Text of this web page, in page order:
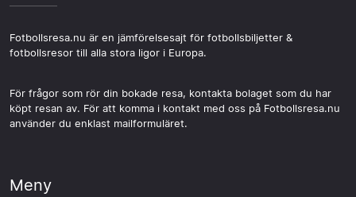
Fotbollsresa.nu är en jämförelsesajt för fotbollsbiljetter &
fotbollsresor till alla stora ligor i Europa.
För frågor som rör din bokade resa, kontakta bolaget som du har
köpt resan av. För att komma i kontakt med oss på Fotbollsresa.nu
använder du enklast mailformuläret.
Meny